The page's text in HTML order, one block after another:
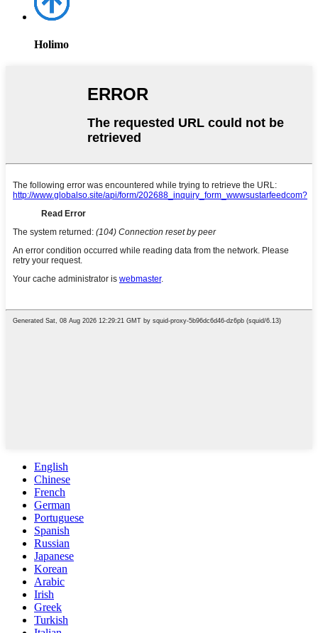
Holimo
English
Chinese
French
German
Portuguese
Spanish
Russian
Japanese
Korean
Arabic
Irish
Greek
Turkish